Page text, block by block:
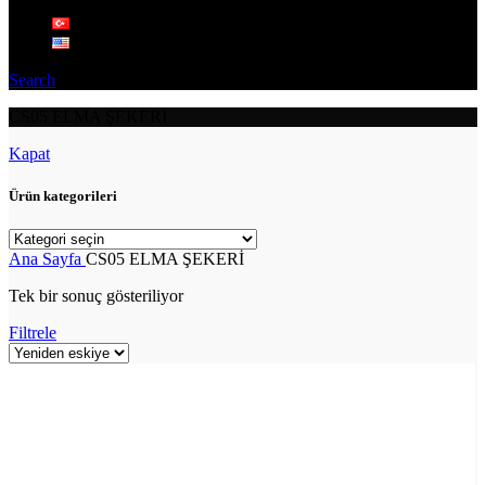
Search
Kapat
Ürün kategorileri
Ana Sayfa CS05 ELMA ŞEKERİ
Tek bir sonuç gösteriliyor
Filtrele